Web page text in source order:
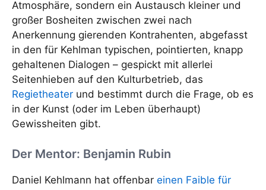
Atmosphäre, sondern ein Austausch kleiner und
großer Bosheiten zwischen zwei nach
Anerkennung gierenden Kontrahenten, abgefasst
in den für Kehlman typischen, pointierten, knapp
gehaltenen Dialogen – gespickt mit allerlei
Seitenhieben auf den Kulturbetrieb, das
Regietheater und bestimmt durch die Frage, ob es
in der Kunst (oder im Leben überhaupt)
Gewissheiten gibt.
Der Mentor: Benjamin Rubin
Daniel Kehlmann hat offenbar einen Faible für